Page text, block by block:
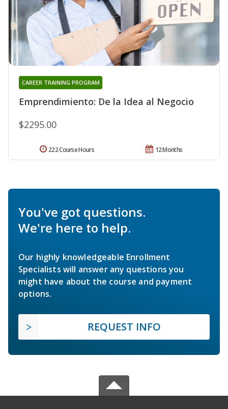
Emprendimiento: De la Idea al Negocio
CAREER TRAINING PROGRAM
$2295.00
12 Months
222 Course Hours
You've got questions.
We're here to help.
Our highly knowledgeable Enrollment
Specialists will answer any questions you
might have about the course and payment
options.
REQUEST INFO